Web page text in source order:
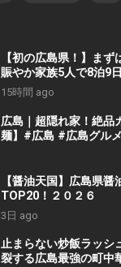
【初の広島県！】ま
賑やか家族5人で8泊9
#1｜風情溢れる尾道と
メン｜高規格なりんく
グカーで全国制覇！＞
15時間 ago
広島｜超隠れ家！絶品
麺】#広島 #広島グル
【醤油天国】広島県
TOP20！２０２６
3日 ago
止まらない炒飯ラッシ
裂する広島最強の町中